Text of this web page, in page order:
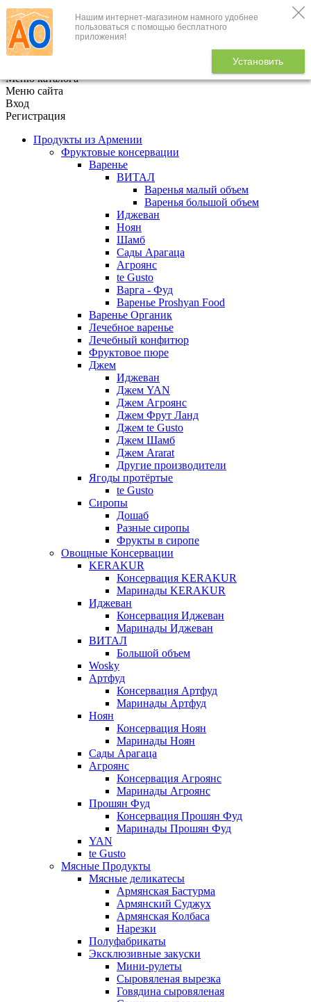
Нашим интернет-магазином намного удобнее
пользоваться с помощью бесплатного
приложения!
Установить
+7 (495) 646-888-1
В корзине
Меню каталога
Меню сайта
Вход
Регистрация
Продукты из Армении
Фруктовые консервации
Варенье
ВИТАЛ
Варенья малый объем
Варенья большой объем
Иджеван
Ноян
Шамб
Сады Арагаца
Агроянс
te Gusto
Варга - Фуд
Варенье Proshyan Food
Варенье Органик
Лечебное варенье
Лечебный конфитюр
Фруктовое пюре
Джем
Иджеван
Джем YAN
Джем Агроянс
Джем Фрут Ланд
Джем te Gusto
Джем Шамб
Джем Ararat
Другие производители
Ягоды протёртые
te Gusto
Сиропы
Дошаб
Разные сиропы
Фрукты в сиропе
Овощные Консервации
KERAKUR
Консервация KERAKUR
Маринады KERAKUR
Иджеван
Консервация Иджеван
Маринады Иджеван
ВИТАЛ
Большой объем
Wosky
Артфуд
Консервация Артфуд
Маринады Артфуд
Ноян
Консервация Ноян
Маринады Ноян
Сады Арагаца
Агроянс
Консервация Агроянс
Маринады Агроянс
Прошян Фуд
Консервация Прошян Фуд
Маринады Прошян Фуд
YAN
te Gusto
Мясные Продукты
Мясные деликатесы
Армянская Бастурма
Армянский Суджух
Армянская Колбаса
Нарезки
Полуфабрикаты
Эксклюзивные закуски
Мини-рулеты
Сыровяленая вырезка
Говядина сыровяленая